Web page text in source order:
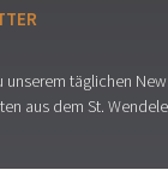
täglichen
aus dem St.